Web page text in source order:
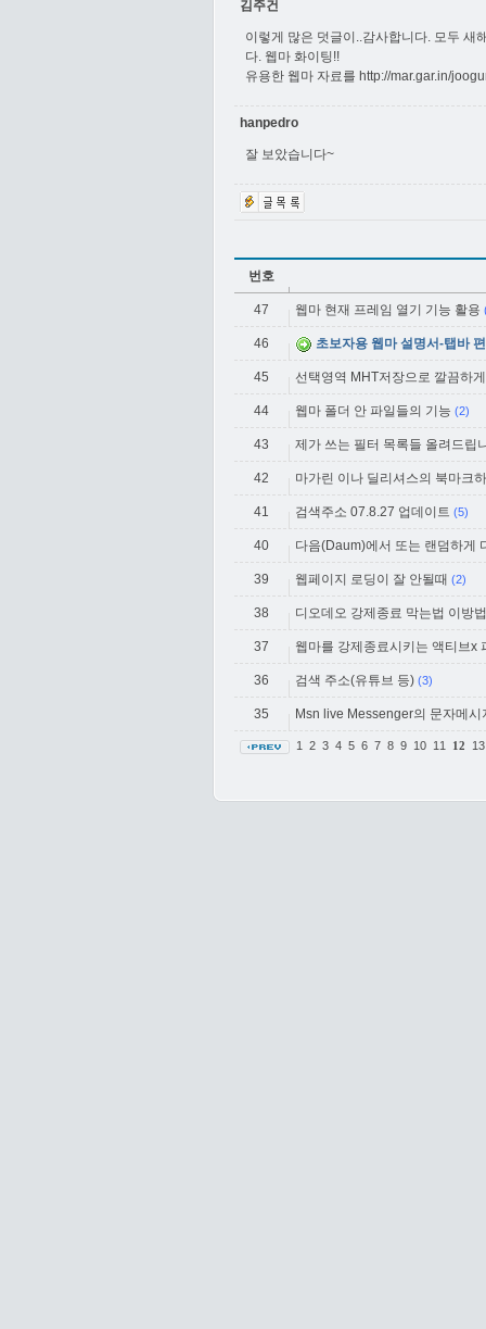
김주건
이렇게 많은 덧글이..감사합니다. 모두 새
다. 웹마 화이팅!!
유용한 웹마 자료를 http://mar.gar.in/
hanpedro
잘 보았습니다~
번호
47 웹마 현재 프레임 열기 기능 활용
46 초보자용 웹마 설명서-탭바 편
45 선택영역 MHT저장으로 깔끔하
44 웹마 폴더 안 파일들의 기능 (2)
43 제가 쓰는 필터 목록들 올려드립
42 마가린 이나 딜리셔스의 북마크
41 검색주소 07.8.27 업데이트 (5)
40 다음(Daum)에서 또는 랜덤하게
39 웹페이지 로딩이 잘 안될때 (2)
38 디오데오 강제종료 막는법 이방
37 웹마를 강제종료시키는 액티브x
36 검색 주소(유튜브 등) (3)
35 Msn live Messenger의 문자메
1 2 3 4 5 6 7 8 9 10 11 12